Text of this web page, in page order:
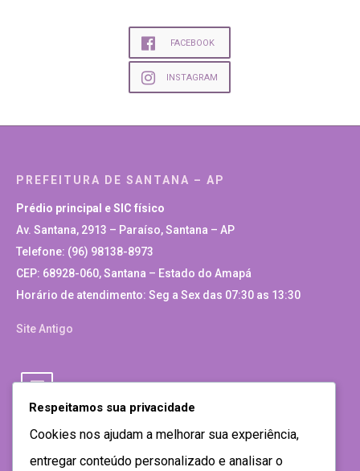
FACEBOOK
INSTAGRAM
PREFEITURA DE SANTANA – AP
Prédio principal e SIC físico
Av. Santana, 2913 – Paraíso, Santana – AP
Telefone: (96) 98138-8973
CEP: 68928-060, Santana – Estado do Amapá
Horário de atendimento: Seg a Sex das 07:30 as 13:30
Site Antigo
Respeitamos sua privacidade
Cookies nos ajudam a melhorar sua experiência,
entregar conteúdo personalizado e analisar o